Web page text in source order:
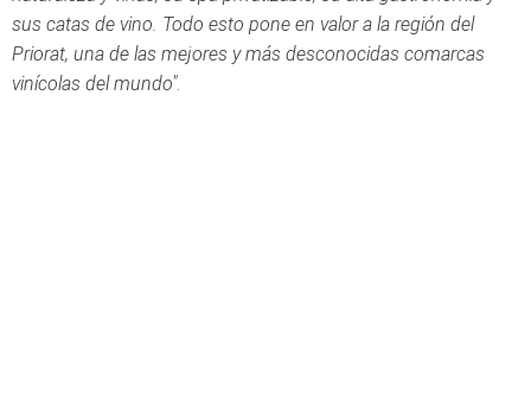
sus catas de vino. Todo esto pone en valor a la región del
Priorat, una de las mejores y más desconocidas comarcas
vinícolas del mundo".